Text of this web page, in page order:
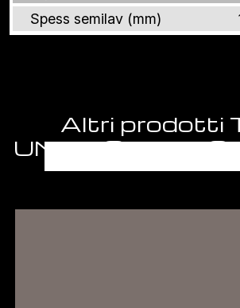
Spess semilav (mm)
Altri prodotti
UNITE SUPER